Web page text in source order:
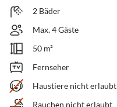
2 Bäder
Max. 4 Gäste
50 m²
Fernseher
Haustiere nicht erlaubt
Rauchen nicht erlaubt